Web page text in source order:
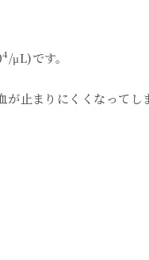
4/μL)です。
止まりにくくなって